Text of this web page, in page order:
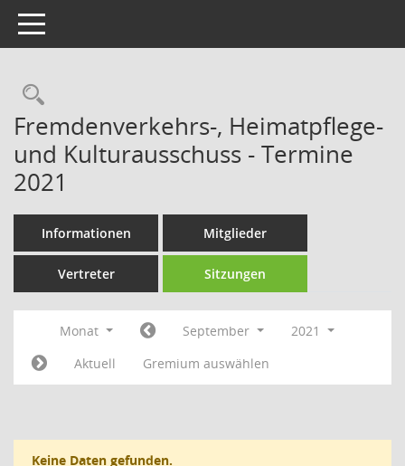
Toggle navigation
Rechercheauswahl
Fremdenverkehrs-, Heimatpflege-
und Kulturausschuss - Termine
2021
Informationen Mitglieder
Vertreter Sitzungen
Monat September
2021
Aktuell
Gremium auswählen
Keine Daten gefunden.